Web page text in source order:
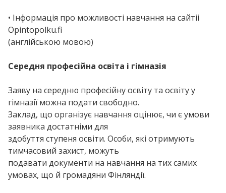
• Інформація про можливості навчання на сайтіі
Opintopolku.fi
(англійською мовою)
Середня професійна освіта і гімназія
Заяву на середню професійну освіту та освіту у
гімназії можна подати свободно.
Заклад, що організує навчання оцінює, чи є умови
заявника достатніми для
здобуття ступеня освіти. Особи, які отримують
тимчасовий захист, можуть
подавати документи на навчання на тих самих
умовах, що й громадяни Фінляндії.